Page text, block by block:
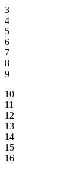
3
4
5
6
7
8
9
10
11
12
13
14
15
16